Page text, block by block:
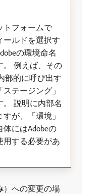
トフォームで
ールドを選択す
の環境命名
。 例えば、その
部的に呼び出す
テージング」
。 説明に内部名
が、「環境」
にはAdobeの
用する必要があ
）への変更の場